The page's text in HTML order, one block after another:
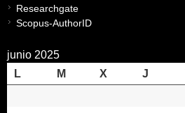
Researchgate
Scopus-AuthorID
junio 2025
L
M X J